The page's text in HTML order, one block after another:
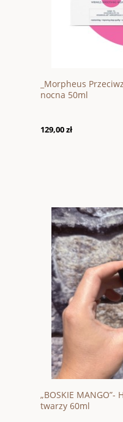
_Morpheus
nocna 50ml
129,00 zł
„BOSKIE
twarzy 60ml